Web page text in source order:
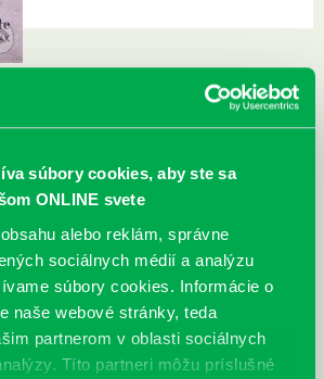
súbory cookies, aby ste sa
ONLINE svete
alebo reklám, správne
sociálnych médií a analýzu
súbory cookies. Informácie o
naše webové stránky, teda
partnerom v oblasti sociálnych
Títo partneri môžu príslušné